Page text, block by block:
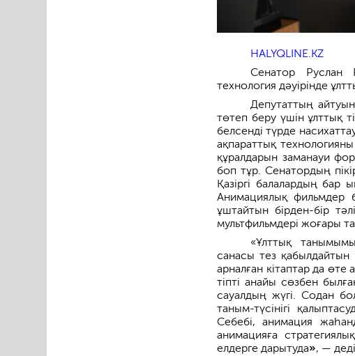
HALYQLINE.KZ
Сенатор Руслан
технология дәуірінде
Депутаттың
төтеп беру үшін ұлттық
белсенді түрде
ақпараттық
құралдарын заманауи
боп тұр. Сенатордың
Қазіргі балалардың бар
Анимациялық фильмдер
ұштайтын бірден-бір
мультфильмдері жоғары
«Ұлттық
санасы тез қабылдайтын
арналған кітаптар да өте
тіпті анайы сөзбен
сауалдың жүгі. Содан
таным-түсінігі
Себебі, анимация
анимацияға
елдерге дарытуда», —